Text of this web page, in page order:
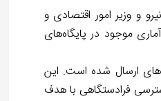
و وزیر امور اقتصادی و
موجود در پایگاه‌های
ارسال شده است. این
فرادستگاهی با هدف